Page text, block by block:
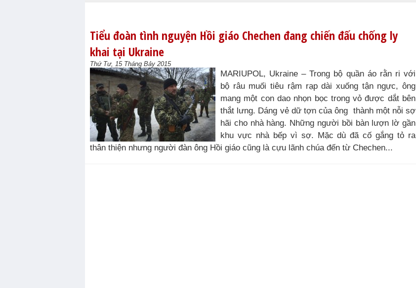
Tiểu đoàn tình nguyện Hồi giáo Chechen đang chiến đấu chống ly
khai tại Ukraine
Thứ Tư, 15 Tháng Bảy 2015
MARIUPOL, Ukraine – Trong bộ quần áo rằn ri với
bộ râu muối tiêu rậm rạp dài xuống tận ngực, ông
mang một con dao nhọn bọc trong vỏ được dắt bên
thắt lưng. Dáng vẻ dữ tợn của ông thành một nỗi sợ
hãi cho nhà hàng. Những người bồi bàn lượn lờ gần
khu vực nhà bếp vì sợ. Mặc dù đã cố gắng tỏ ra
thân thiện nhưng người đàn ông Hồi giáo cũng là cựu lãnh chúa đến từ Chechen...